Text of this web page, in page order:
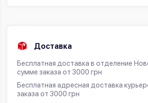
Доставка
Бесплатная доставка в отделение
сумме заказа от 3000 грн
Бесплатная адресная доставка
заказа от 3000 грн